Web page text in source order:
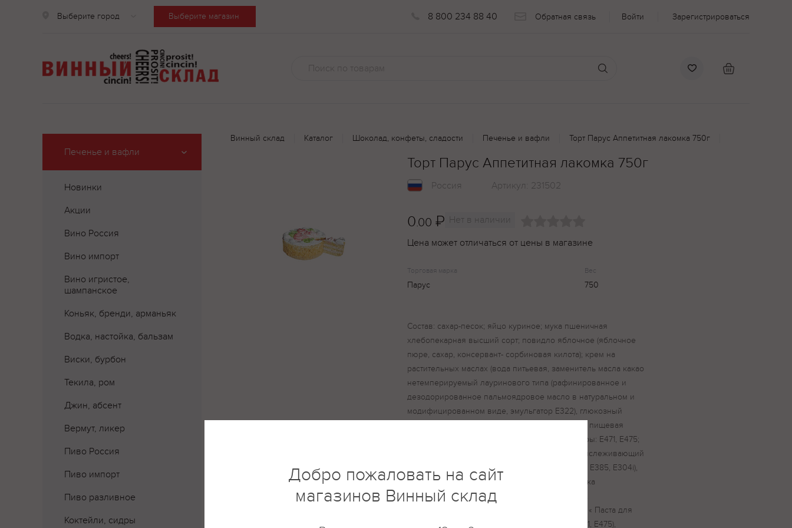
Выберите город Выберите магазин 8 800 234 88 40 Обратная связь Войти Зарегистрироваться
Печенье и вафли
Новинки
Акции
Вино Россия
Вино импорт
Вино игристое,
шампанское
Коньяк, бренди, арманьяк
Водка, настойка, бальзам
Виски, бурбон
Текила, ром
Джин, абсент
Вермут, ликер
Пиво Россия
Пиво импорт
Пиво разливное
Коктейли, сидры
Винный склад Каталог Шоколад, конфеты, сладости Печенье и вафли Торт Парус Аппетитная лакомка 750г
Торт Парус Аппетитная лакомка 750г
Россия Артикул: 231502
0.00 ₽ Нет в наличии
Цена может отличаться от цены в магазине
Торговая марка
Парус
Вес
750
Состав: сахар-песок; яйцо куриное; мука пшеничная
хлебопекарная высший сорт; повидло яблочное (яблочное
пюре, сахар, консервант- сорбиновая килота); крем на
растительных маслах (вода питьевая, заменитель масла какао
нетемперируемый лауринового типа (рафинированное и
дезодорированное пальмоядровое масло в натуральном и
модифицированном виде, эмульгатор Е322), глюкозный
сироп, глюкоза кристаллическая, комплексная пищевая
добавка (стабилизаторы: Е481, Е464; эмульгаторы: Е471, Е475;
регулятор кислотности: Е339ii, Е331ii; агент антислеживающий
Е460i, загустители: Е466, Е412; антиокислители: Е385, Е304i),
эмульгатор Е435, комплексная пищевая добавка
(подсластители: Е952, Е954), стабилизатор Е415,
ароматизатор)); комплексная пищевая добавка « Паста для
сбивания» (вода, сахар, эмульгаторы (Е470, Е471, Е475),
Добро пожаловать на сайт
магазинов Винный склад